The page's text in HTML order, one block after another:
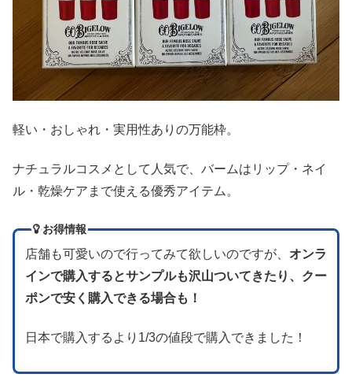
軽い・おしゃれ・実用性ありの万能枠。
ナチュラルコスメとして人気で、バームはリップ・ネイ
ル・乾燥ケアまで使える優秀アイテム。
お得情報
店舗も可愛いので行ってみて欲しいのですが、 オンラ
インで購入するとサンプルも沢山ついてきたり、クー
ポンで安く購入できる場合も！
日本で購入するより1/3の値段で購入できました！